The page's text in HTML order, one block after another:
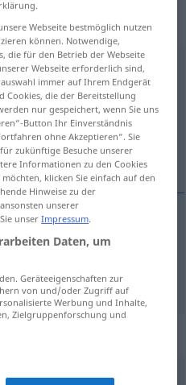
: transitives Verb,
anklicken/antippen)
Webseite bestmöglich nutzen
können. Notwendige,
die für den Betrieb der Webseite
Webseite erforderlich sind,
immer auf Ihrem Endgerät
Cookies, die der Bereitstellung
nur gespeichert, wenn Sie uns
Button Ihr Einverständnis
ohne Akzeptieren“. Sie
zukünftige Besuche unserer
Informationen zu den Cookies
klicken Sie einfach auf den
Hinweise zu der
unserer
unserImpressum.
Daten, um
Geräteeigenschaften zur
von und/oder Zugriff auf
Werbung und Inhalte,
Zielgruppenforschung und